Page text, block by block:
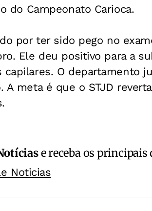
do Campeonato Carioca.
por ter sido pego no
Ele deu positivo para a
O departamento
meta é que o STJD
e receba os principais
Noticias